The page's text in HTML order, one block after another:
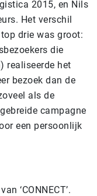
2015, en Nils
Het verschil
drie was groot:
die
realiseerde het
bezoek dan de
als de
campagne
een persoonlijk
‘CONNECT’.